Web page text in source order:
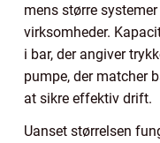
mens større
virksomheder.
i bar, der angiver
pumpe, der matcher
at sikre effektiv drift.
Uanset størrelsen